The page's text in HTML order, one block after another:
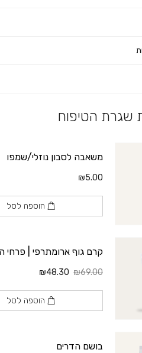
שגרת הטיפוח
משאבה לסבון נוזלי/שמפו
₪5.00
הוספה לסל
קרם גוף ארומתרפי | פרחי הדרים
₪69.00
₪48.30
הוספה לסל
בושם הדרים